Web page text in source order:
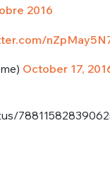
2016
October 17,